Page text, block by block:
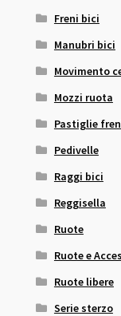
Freni bici
Manubri bici
Movimento
Mozzi ruota
Pastiglie
Pedivelle
Raggi bici
Reggisella
Ruote
Ruote e
Ruote libere
Serie sterzo